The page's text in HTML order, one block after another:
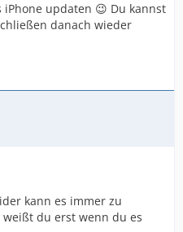
updaten 😉 Du kannst
danach wieder
kann es immer zu
du erst wenn du es